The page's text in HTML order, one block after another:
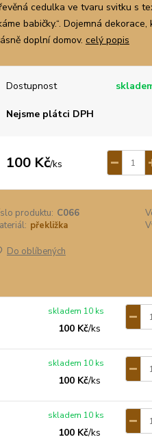
cedulka ve tvaru svitku s
babičky.“. Dojemná
doplní domov. celý popis
Dostupnost
Nejsme plátci DPH
100 Kč/ks
produktu: C066
překližka
Do oblíbených
100 Kč/ks
skladem 10 ks
100 Kč/ks
skladem 10 ks
100 Kč/ks
skladem 10 ks